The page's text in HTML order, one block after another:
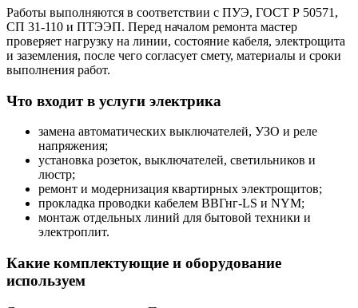
Работы выполняются в соответствии с ПУЭ, ГОСТ Р 50571,
СП 31-110 и ПТЭЭП. Перед началом ремонта мастер
проверяет нагрузку на линии, состояние кабеля, электрощита
и заземления, после чего согласует смету, материалы и сроки
выполнения работ.
Что входит в услуги электрика
замена автоматических выключателей, УЗО и реле
напряжения;
установка розеток, выключателей, светильников и
люстр;
ремонт и модернизация квартирных электрощитов;
прокладка проводки кабелем ВВГнг-LS и NYM;
монтаж отдельных линий для бытовой техники и
электроплит.
Какие комплектующие и оборудование
используем